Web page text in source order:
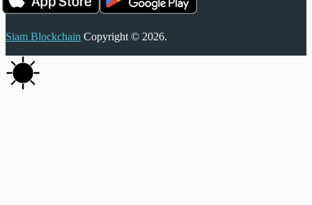
Siam Blockchain Copyright © 2026.